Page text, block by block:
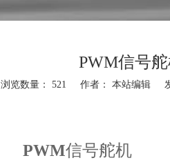
PWM信号
浏览数量： 521 作者： 本站编辑 发
PWM信号舵机